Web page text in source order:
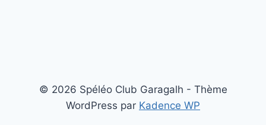
© 2026 Spéléo Club Garagalh - Thème
WordPress par Kadence WP